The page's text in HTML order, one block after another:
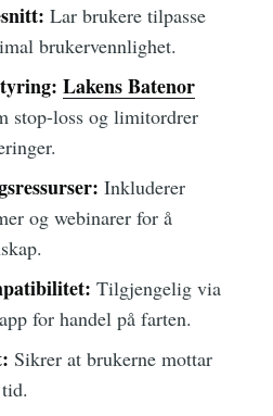
Lar brukere tilpasse
brukervennlighet.
Lakens Batenor
stop-loss og limitordrer
Inkluderer
og webinarer for å
Tilgjengelig via
for handel på farten.
Sikrer at brukerne mottar